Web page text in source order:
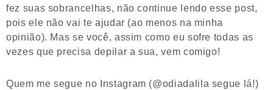
fez suas sobrancelhas, não continue lendo esse post,
pois ele não vai te ajudar (ao menos na minha
opinião). Mas se você, assim como eu sofre todas as
vezes que precisa depilar a sua, vem comigo!
Quem me segue no Instagram (@odiadalila segue lá!)